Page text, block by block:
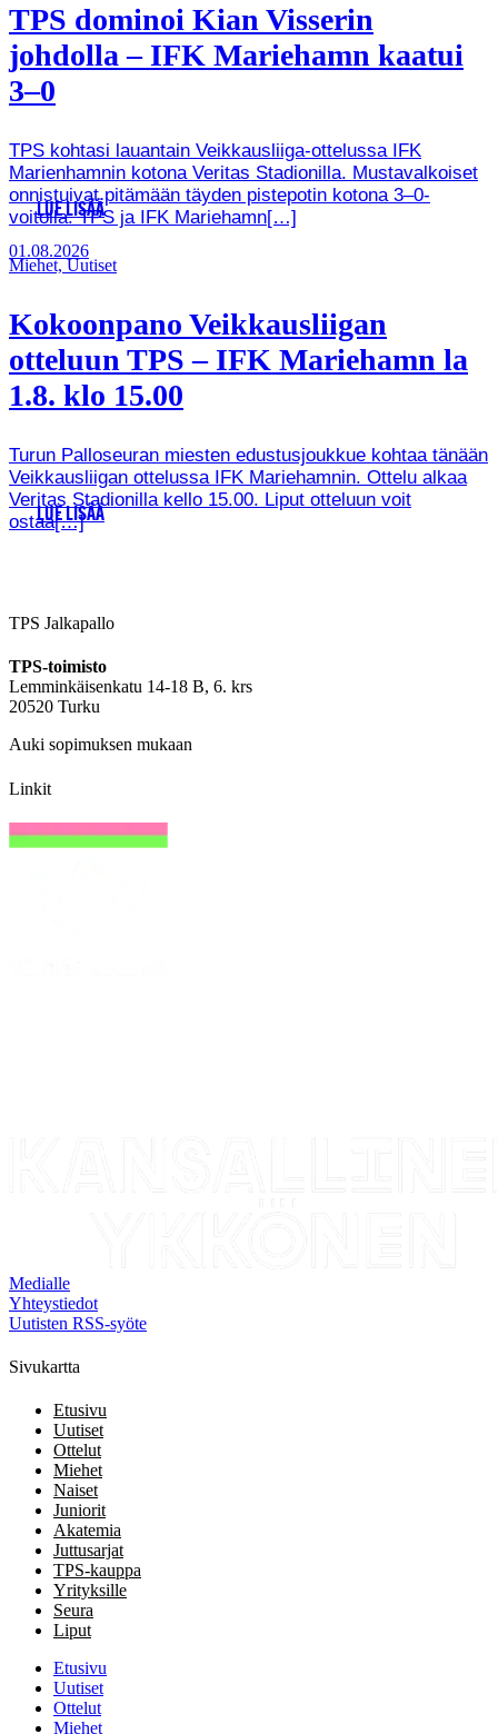
TPS dominoi Kian Visserin
johdolla – IFK Mariehamn kaatui
3–0
TPS kohtasi lauantain Veikkausliiga-ottelussa IFK
Marienhamnin kotona Veritas Stadionilla. Mustavalkoiset
onnistuivat pitämään täyden pistepotin kotona 3–0-
voitolla. TPS ja IFK Mariehamn[…]
LUE LISÄÄ
01.08.2026
Miehet, Uutiset
Kokoonpano Veikkausliigan
otteluun TPS – IFK Mariehamn la
1.8. klo 15.00
Turun Palloseuran miesten edustusjoukkue kohtaa tänään
Veikkausliigan ottelussa IFK Mariehamnin. Ottelu alkaa
Veritas Stadionilla kello 15.00. Liput otteluun voit
ostaa[…]
LUE LISÄÄ
TPS Jalkapallo
TPS-toimisto
Lemminkäisenkatu 14-18 B, 6. krs
20520 Turku
Auki sopimuksen mukaan
Linkit
Medialle
Yhteystiedot
Uutisten RSS-syöte
Sivukartta
Etusivu
Uutiset
Ottelut
Miehet
Naiset
Juniorit
Akatemia
Juttusarjat
TPS-kauppa
Yrityksille
Seura
Liput
Etusivu
Uutiset
Ottelut
Miehet